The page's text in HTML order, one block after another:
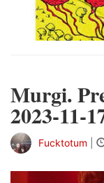
Murgi.
2023-11-
Fucktotum